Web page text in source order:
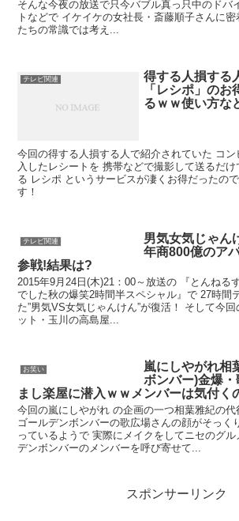
そんな今夜の放送で只今バブル真っ只中のドバ
トなどで イケイケの女社長・斎藤順子さんに
たちの常識では考え...
テレビ関連
得する人損する
「レシポ」の
るｗｗ使い方な
今回の得する人損する人で紹介されていた コ
入したレシートを 携帯などで撮影して送るだけ
る レシポ というサービスが凄くお得だったの
す！
テレビ関連
男気女気じゃん
年商800億のア
参戦!結果は?
2015年9月24日(木)21：00～放送の 『とんねる
でした秋の爆笑2時間半スペシャル』で 27時間
た”男気VS女気じゃんけん”が復活！ そして今
ット・玉川の高島屋...
お笑い
嵐にしやがれ相
ボンバー)金爆
まし楽屋に潜入ｗｗメンバーは気付く
今回の嵐にしやがれ の企画の一つ相葉雅紀の代
ゴールデンボンバーの歌広場さんの顔がそっく
っているようで 実際にメイクをしてニセのグ
デンボンバーのメンバーを呼び寄せて...
スポンサーリンク